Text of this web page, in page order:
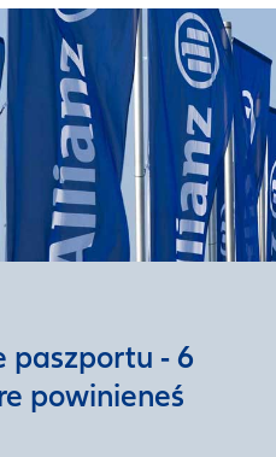
paszportu - 6
powinieneś